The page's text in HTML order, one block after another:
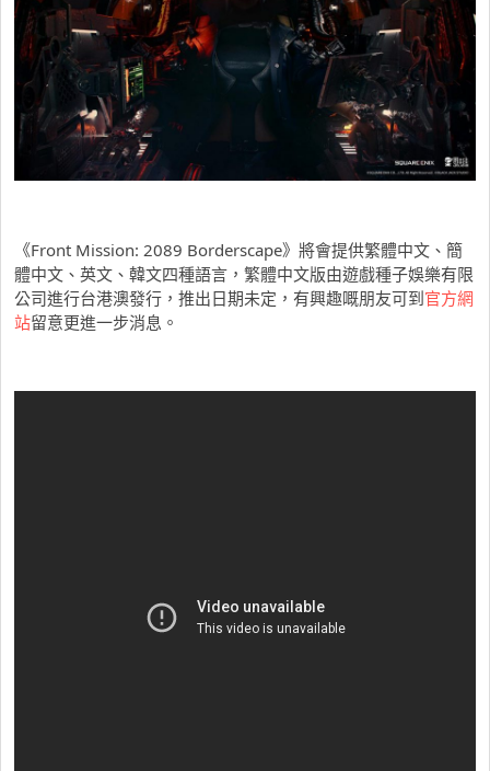
《Front Mission: 2089 Borderscape》將會提供繁體中文、簡
體中文、英文、韓文四種語言，繁體中文版由遊戲種子娛樂有限
公司進行台港澳發行，推出日期未定，有興趣嘅朋友可到官方網
站留意更進一步消息。